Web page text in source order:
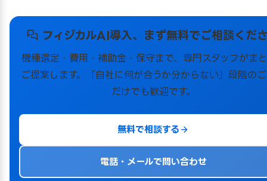
フィジカルAI導入、まず無料でご相談くだ
機種選定・費用・補助金・保守まで、専門スタッフがま
ご提案します。「自社に何が合うか分からない」段階の
だけでも歓迎です。
無料で相談する
電話・メールで問い合わせ